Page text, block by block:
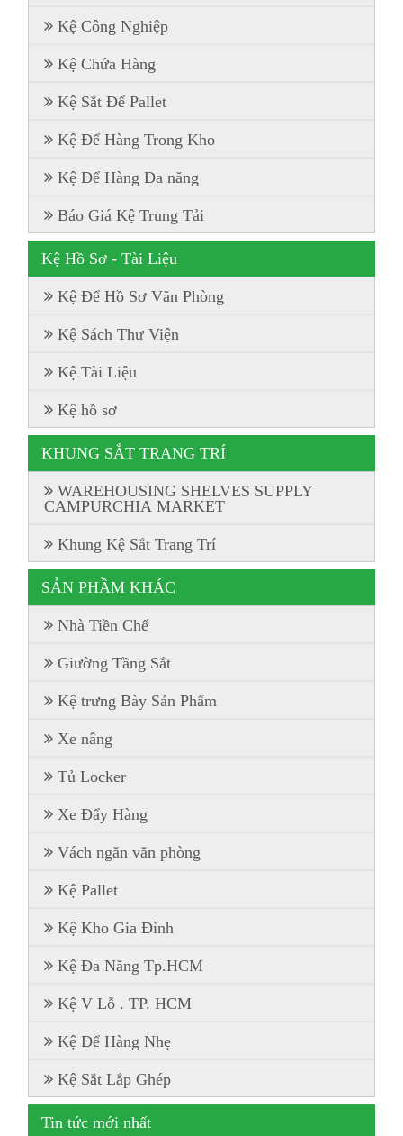
Kệ Công Nghiệp
Kệ Chứa Hàng
Kệ Sắt Để Pallet
Kệ Để Hàng Trong Kho
Kệ Để Hàng Đa năng
Báo Giá Kệ Trung Tải
Kệ Hồ Sơ - Tài Liệu
Kệ Để Hồ Sơ Văn Phòng
Kệ Sách Thư Viện
Kệ Tài Liệu
Kệ hồ sơ
KHUNG SẮT TRANG TRÍ
WAREHOUSING SHELVES SUPPLY
CAMPURCHIA MARKET
Khung Kệ Sắt Trang Trí
SẢN PHẦM KHÁC
Nhà Tiền Chế
Giường Tầng Sắt
Kệ trưng Bày Sản Phẩm
Xe nâng
Tủ Locker
Xe Đẩy Hàng
Vách ngăn văn phòng
Kệ Pallet
Kệ Kho Gia Đình
Kệ Đa Năng Tp.HCM
Kệ V Lỗ . TP. HCM
Kệ Để Hàng Nhẹ
Kệ Sắt Lắp Ghép
Tin tức mới nhất